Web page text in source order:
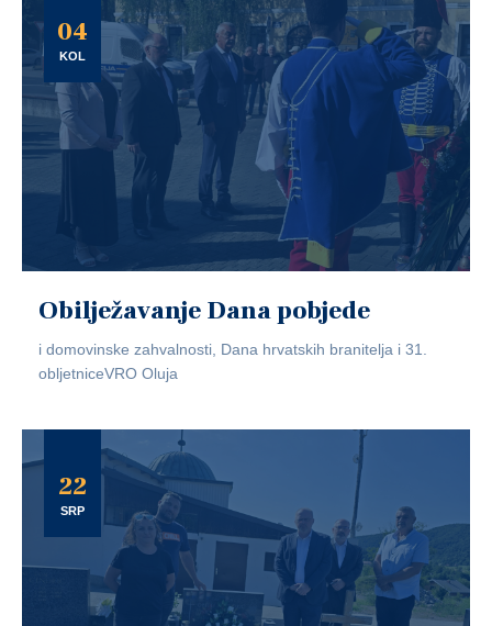
04
KOL
Obilježavanje Dana pobjede
i domovinske zahvalnosti, Dana hrvatskih branitelja i 31.
obljetniceVRO Oluja
22
SRP